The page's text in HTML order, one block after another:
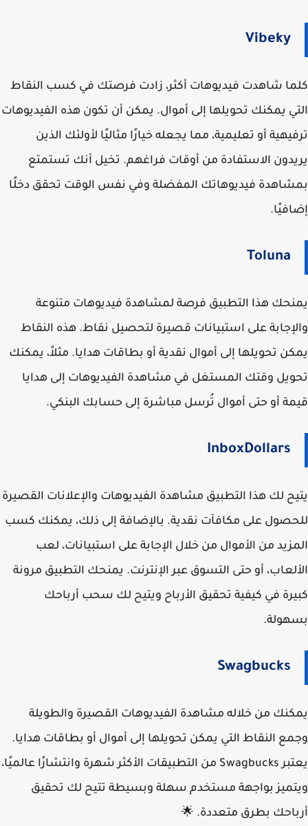
Vibeky
كلما شاهدت فيديوهات أكثر، زادت فرصتك في كسب النقاط
التي يمكنك تحويلها إلى أموال. يمكن أن تكون هذه الفيديوهات
ترفيهية أو تعليمية، مما يجعله خيارًا مثاليًا لأولئك الذين
يريدون الاستفادة من أوقات فراغهم. تخيل أنك تستمتع
بمشاهدة فيديوهاتك المفضلة وفي نفس الوقت تحقق دخلًا
إضافيًا.
Toluna
يمنحك هذا التطبيق فرصة لمشاهدة فيديوهات متنوعة
والإجابة على استبيانات قصيرة لتحصيل نقاط. هذه النقاط
يمكن تحويلها إلى أموال نقدية أو بطاقات هدايا. مثلاً، يمكنك
تحويل وقتك المستغل في مشاهدة الفيديوهات إلى هدايا
قيمة أو حتى أموال تُرسل مباشرة إلى حسابك البنكي.
InboxDollars
يتيح لك هذا التطبيق مشاهدة الفيديوهات والإعلانات القصيرة
للحصول على مكافآت نقدية. بالإضافة إلى ذلك، يمكنك كسب
المزيد من الأموال من خلال الإجابة على استبيانات، لعب
الألعاب، أو حتى التسوق عبر الإنترنت. يمنحك التطبيق مرونة
كبيرة في كيفية تحقيق الأرباح ويتيح لك سحب أرباحك
بسهولة.
Swagbucks
يمكنك من خلاله مشاهدة الفيديوهات القصيرة والطويلة
وجمع النقاط التي يمكن تحويلها إلى أموال أو بطاقات هدايا.
يعتبر Swagbucks من التطبيقات الأكثر شهرة وانتشارًا عالميًا،
ويتميز بواجهة مستخدم سهلة وبسيطة تتيح لك تحقيق
أرباحك بطرق متعددة. 🌟